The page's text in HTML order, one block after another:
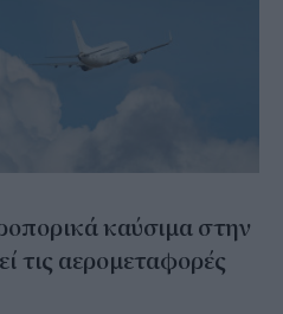
καύσιμα στην
τις αερομεταφορές